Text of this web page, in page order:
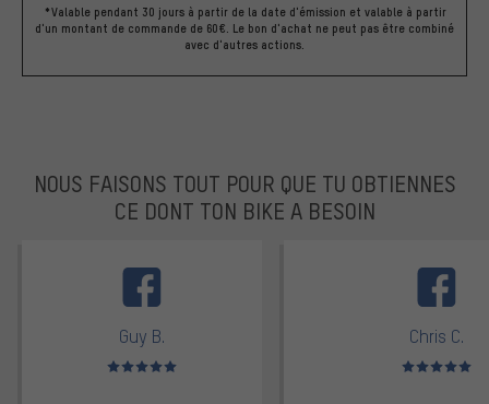
*Valable pendant 30 jours à partir de la date d'émission et valable à partir
d'un montant de commande de 60€. Le bon d'achat ne peut pas être combiné
avec d'autres actions.
NOUS FAISONS TOUT POUR QUE TU OBTIENNES
CE DONT TON BIKE A BESOIN
Guy B.
Note moyenne : 5 sur 5
Chris C.
Note moyenne :